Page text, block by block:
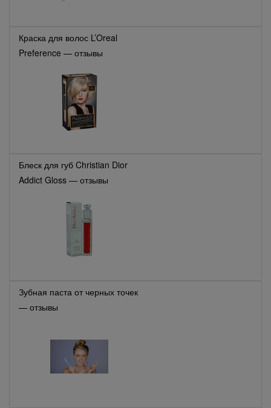
Краска для волос L’Oreal
Preference — отзывы
Блеск для губ Christian Dior
Addict Gloss — отзывы
Зубная паста от черных точек
— отзывы